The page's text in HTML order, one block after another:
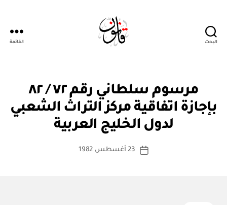
البحث القائمة
التصنيفات
س
و
مرسوم سلطاني رقم ٧٢ / ٨٢
بإجازة اتفاقية مركز التراث الشعبي
لدول الخليج العربية
كاتب
بو
ا
س
ة
تاريخ
23 أغسطس 1982